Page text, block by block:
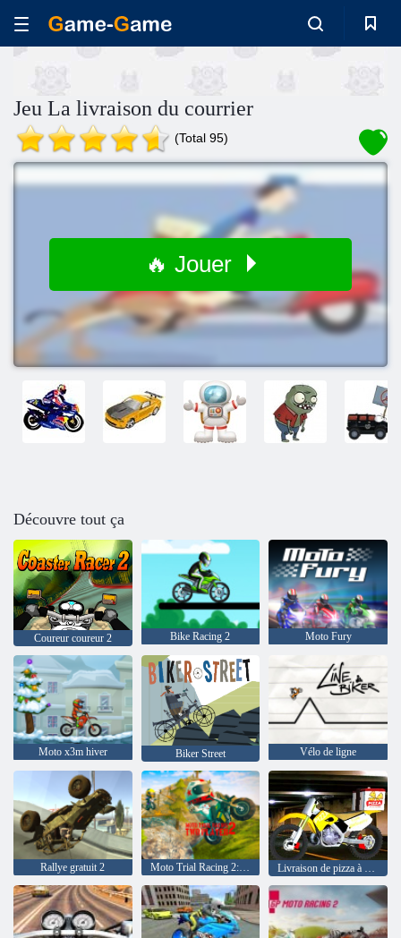
Jeu La livraison du courrier
(Total 95)
🔥 Jouer
Découvre tout ça
Coureur coureur 2 Bike Racing 2 Moto Fury
Moto x3m hiver Biker Street Vélo de ligne
Rallye gratuit 2 Moto Trial Racing 2: deux joueurs Livraison de pizza à vélo 2020